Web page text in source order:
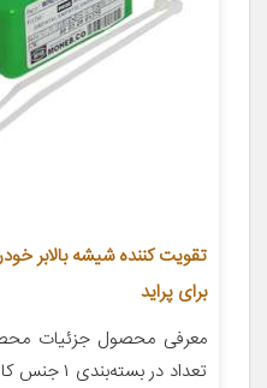
برای پراید
معرفی محصول جزئیات
تعداد در